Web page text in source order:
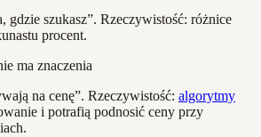
gdzie szukasz”. Rzeczywistość: różnice
procent.
ma znaczenia
na cenę”. Rzeczywistość: algorytmy
i potrafią podnosić ceny przy